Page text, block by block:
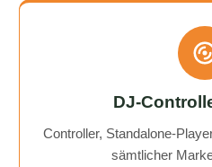
DJ-
Controller, Standalone-
sämtlicher